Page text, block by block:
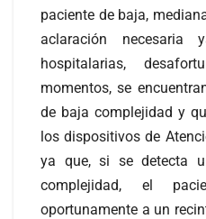
paciente de baja,
aclaración necesaria
hospitalarias,
momentos, se
de baja complejidad y
los dispositivos de
ya que, si se detecta
complejidad, el
oportunamente a un